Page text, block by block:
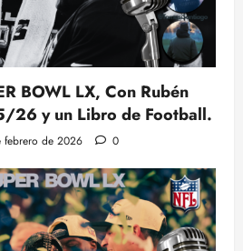
BOWL LX, Con Rubén
26 y un Libro de Football.
febrero de 2026 0